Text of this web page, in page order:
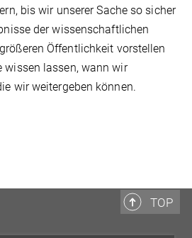
bis wir unserer Sache so sicher
der wissenschaftlichen
Öffentlichkeit vorstellen
wissen lassen, wann wir
wir weitergeben können.
TOP